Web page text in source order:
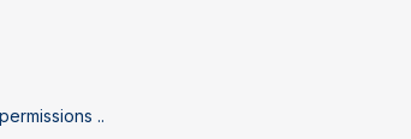
permissions ..